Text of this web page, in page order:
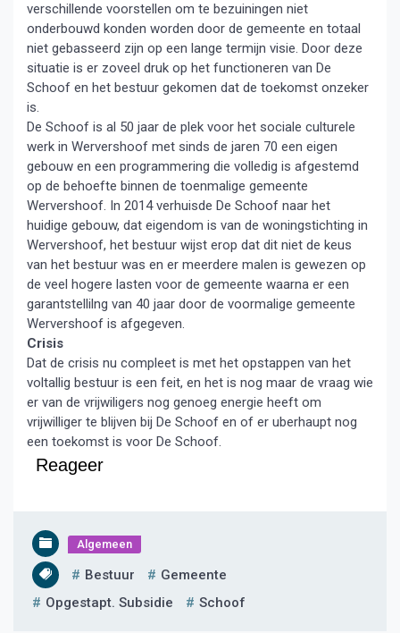
verschillende voorstellen om te bezuiningen niet
onderbouwd konden worden door de gemeente en totaal
niet gebasseerd zijn op een lange termijn visie. Door deze
situatie is er zoveel druk op het functioneren van De
Schoof en het bestuur gekomen dat de toekomst onzeker
is.
De Schoof is al 50 jaar de plek voor het sociale culturele
werk in Wervershoof met sinds de jaren 70 een eigen
gebouw en een programmering die volledig is afgestemd
op de behoefte binnen de toenmalige gemeente
Wervershoof. In 2014 verhuisde De Schoof naar het
huidige gebouw, dat eigendom is van de woningstichting in
Wervershoof, het bestuur wijst erop dat dit niet de keus
van het bestuur was en er meerdere malen is gewezen op
de veel hogere lasten voor de gemeente waarna er een
garantstellilng van 40 jaar door de voormalige gemeente
Wervershoof is afgegeven.
Crisis
Dat de crisis nu compleet is met het opstappen van het
voltallig bestuur is een feit, en het is nog maar de vraag wie
er van de vrijwiligers nog genoeg energie heeft om
vrijwilliger te blijven bij De Schoof en of er uberhaupt nog
een toekomst is voor De Schoof.
Reageer
Algemeen
Bestuur
Gemeente
Opgestapt. Subsidie
Schoof